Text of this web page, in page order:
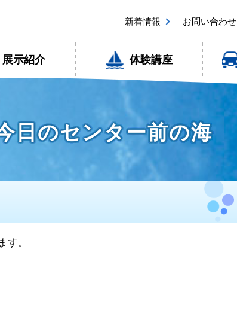
新着情報 お問い合わせ
展示紹介 体験講座
日のセンター前の海
す。